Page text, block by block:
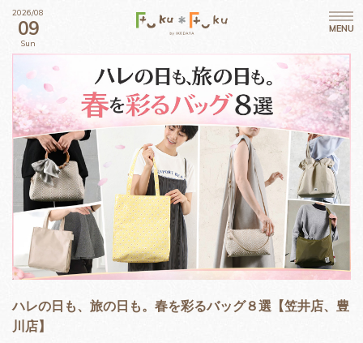
2026/08
09
Sun
ハレの日も、旅の日も。春を彩るバッグ８選【笠井店、豊
川店】
MENU